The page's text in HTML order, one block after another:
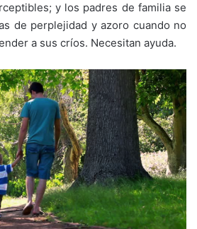
y los padres de familia se
de perplejidad y azoro cuando no
a sus críos. Necesitan ayuda.